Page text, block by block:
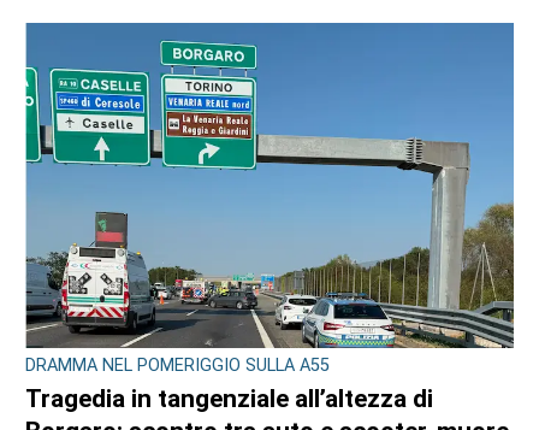
DRAMMA NEL POMERIGGIO SULLA A55
Tragedia in tangenziale all’altezza di